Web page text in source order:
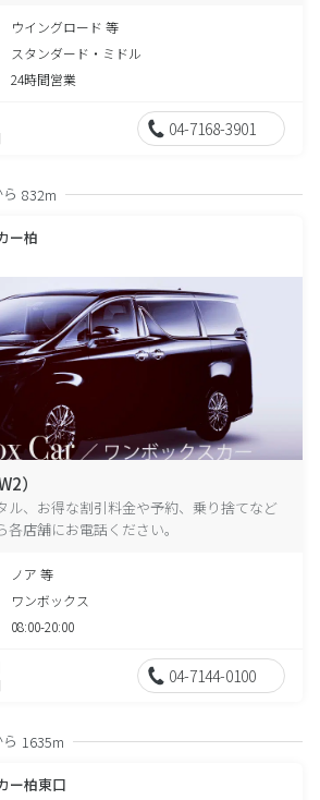
ウイングロード 等
スタンダード・ミドル
24時間営業
04-7168-3901
832m
ー柏
）
ル、お得な割引料金や予約、乗り捨てなど
店舗にお電話ください。
ノア 等
ワンボックス
08:00-20:00
04-7144-0100
1635m
ー柏東口